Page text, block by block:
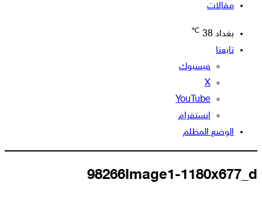
مقالات
بغداد 38
℃
تابعنا
فيسبوك
‫X
‫YouTube
انستقرام
الوضع المظلم
98266Image1-1180x677_d